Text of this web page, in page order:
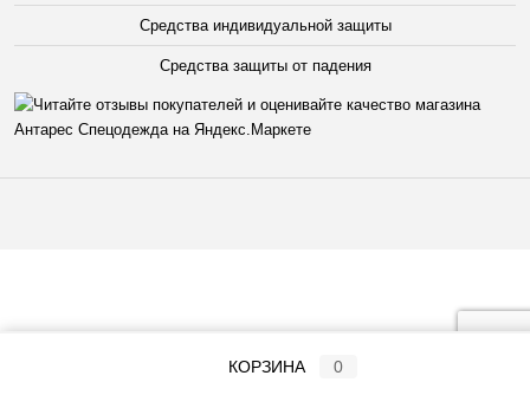
Средства индивидуальной защиты
Средства защиты от падения
КОРЗИНА 0